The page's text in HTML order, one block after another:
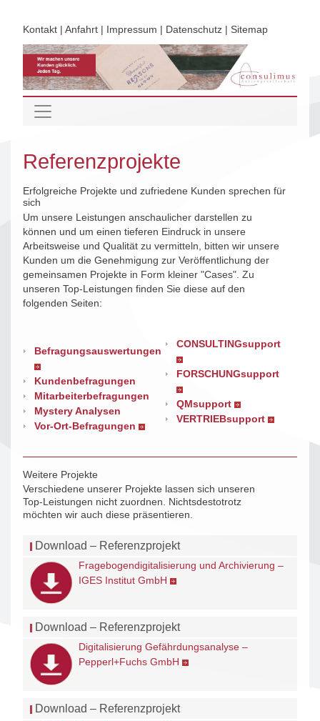
Kontakt | Anfahrt | Impressum | Datenschutz | Sitemap
Referenzprojekte
Erfolgreiche Projekte und zufriedene Kunden sprechen für
sich
Um unsere Leistungen anschaulicher darstellen zu
können und um einen tieferen Eindruck in unsere
Arbeitsweise und Qualität zu vermitteln, bitten wir unsere
Kunden um die Genehmigung zur Veröffentlichung der
gemeinsamen Projekte in Form kleiner "Cases". Zu
unseren Top-Leistungen finden Sie diese auf den
folgenden Seiten:
Befragungsauswertungen
Kundenbefragungen
Mitarbeiterbefragungen
Mystery Analysen
Vor-Ort-Befragungen
CONSULTINGsupport
FORSCHUNGsupport
QMsupport
VERTRIEBsupport
Weitere Projekte
Verschiedene unserer Projekte lassen sich unseren
Top-Leistungen nicht zuordnen. Nichtsdestotrotz
möchten wir auch diese präsentieren.
Download – Referenzprojekt
Fragebogendigitalisierung und Archivierung –
IGES Institut GmbH
Download – Referenzprojekt
Digitalisierung Gefährdungsanalyse –
Pepperl+Fuchs GmbH
Download – Referenzprojekt